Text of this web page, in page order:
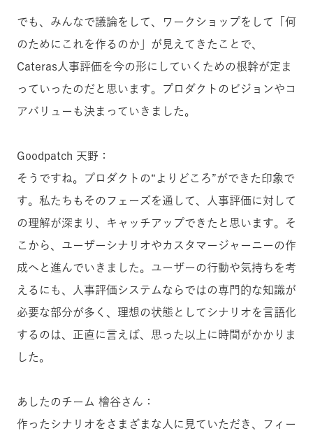
でも、みんなで議論をして、ワークショップをして「何
のためにこれを作るのか」が見えてきたことで、
Cateras人事評価を今の形にしていくための根幹が定ま
っていったのだと思います。プロダクトのビジョンやコ
アバリューも決まっていきました。
Goodpatch 天野：
そうですね。プロダクトの“よりどころ”ができた印象で
す。私たちもそのフェーズを通して、人事評価に対して
の理解が深まり、キャッチアップできたと思います。そ
こから、ユーザーシナリオやカスタマージャーニーの作
成へと進んでいきました。ユーザーの行動や気持ちを考
えるにも、人事評価システムならではの専門的な知識が
必要な部分が多く、理想の状態としてシナリオを言語化
するのは、正直に言えば、思った以上に時間がかかりま
した。
あしたのチーム 檜谷さん：
作ったシナリオをさまざまな人に見ていただき、フィー